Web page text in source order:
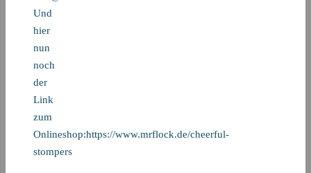
Und
hier
nun
noch
der
Link
zum
Onlineshop:https://www.mrflock.de/cheerful-
stompers